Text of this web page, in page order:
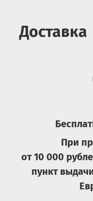
Доставка
При
от 10 000
пункт